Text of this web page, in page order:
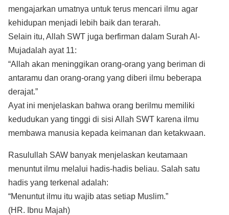
mengajarkan umatnya untuk terus mencari ilmu agar
kehidupan menjadi lebih baik dan terarah.
Selain itu, Allah SWT juga berfirman dalam Surah Al-
Mujadalah ayat 11:
“Allah akan meninggikan orang-orang yang beriman di
antaramu dan orang-orang yang diberi ilmu beberapa
derajat.”
Ayat ini menjelaskan bahwa orang berilmu memiliki
kedudukan yang tinggi di sisi Allah SWT karena ilmu
membawa manusia kepada keimanan dan ketakwaan.
Rasulullah SAW banyak menjelaskan keutamaan
menuntut ilmu melalui hadis-hadis beliau. Salah satu
hadis yang terkenal adalah:
“Menuntut ilmu itu wajib atas setiap Muslim.”
(HR. Ibnu Majah)